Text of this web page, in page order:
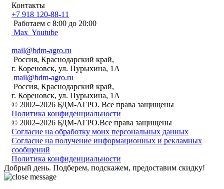
Контакты
+7 918 120-88-11
Работаем c 8:00 до 20:00
Max Youtube
mail@bdm-agro.ru
Россия, Краснодарский край,
г. Кореновск, ул. Пурыхина, 1А
mail@bdm-agro.ru
Россия, Краснодарский край,
г. Кореновск, ул. Пурыхина, 1А
© 2002–2026 БДМ-АГРО. Все права защищены
Политика конфиденциальности
© 2002–2026 БДМ-АГРО.Все права защищены
Согласие на обработку моих персональных данных
Согласие на получение информационных и рекламных
сообщений
Политика конфиденциальности
Добрый день. Подберем, подскажем, предоставим скидку!